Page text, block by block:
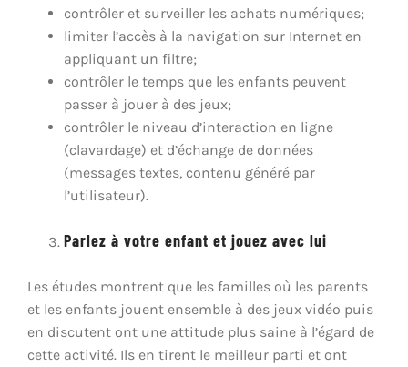
contrôler et surveiller les achats numériques;
limiter l’accès à la navigation sur Internet en
appliquant un filtre;
contrôler le temps que les enfants peuvent
passer à jouer à des jeux;
contrôler le niveau d’interaction en ligne
(clavardage) et d’échange de données
(messages textes, contenu généré par
l’utilisateur).
Parlez à votre enfant et jouez avec lui
Les études montrent que les familles où les parents
et les enfants jouent ensemble à des jeux vidéo puis
en discutent ont une attitude plus saine à l’égard de
cette activité. Ils en tirent le meilleur parti et ont